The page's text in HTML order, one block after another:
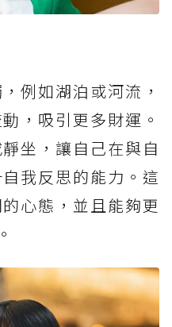
例如湖泊或河流，
，吸引更多財運。
坐，讓自己在與自
我反思的能力。這
心態，並且能夠更